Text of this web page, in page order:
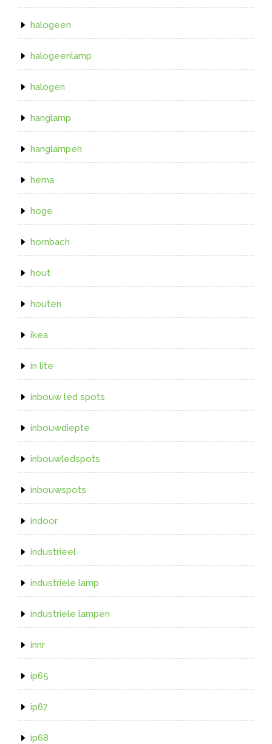
halogeen
halogeenlamp
halogen
hanglamp
hanglampen
hema
hoge
hornbach
hout
houten
ikea
in lite
inbouw led spots
inbouwdiepte
inbouwledspots
inbouwspots
indoor
industrieel
industriele lamp
industriele lampen
innr
ip65
ip67
ip68